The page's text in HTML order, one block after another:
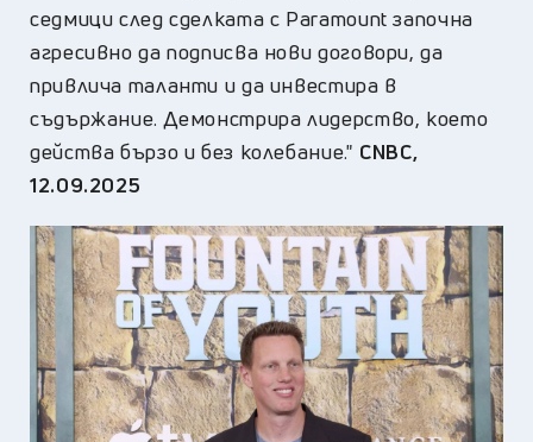
седмици след сделката с Paramount започна
агресивно да подписва нови договори, да
привлича таланти и да инвестира в
съдържание. Демонстрира лидерство, което
действа бързо и без колебание." CNBC,
12.09.2025